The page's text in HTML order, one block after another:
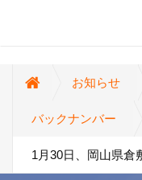
お知らせ
バックナンバー
1月30日、岡山県倉